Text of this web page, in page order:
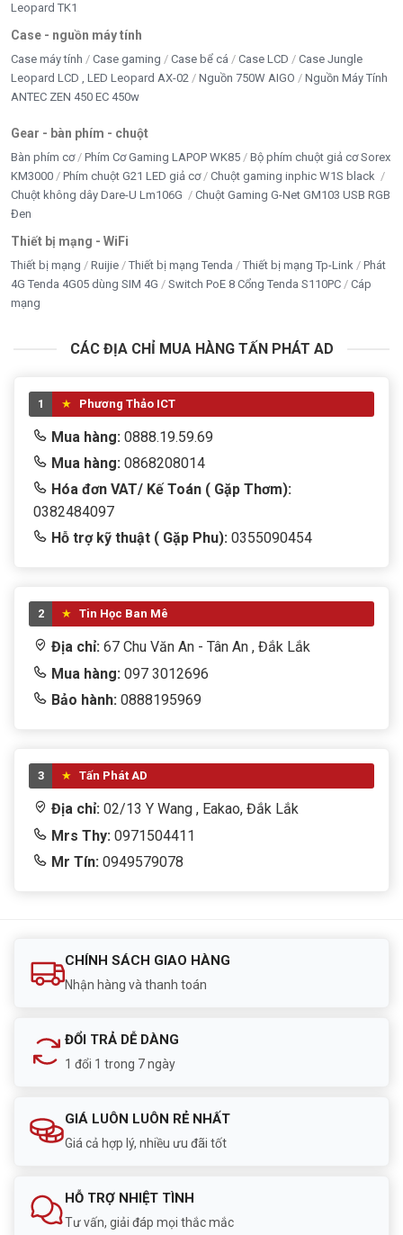
Leopard TK1
Case - nguồn máy tính
Case máy tính Case gaming Case bể cá Case LCD
Case Jungle
Leopard LCD , LED Leopard AX-02
Nguồn 750W AIGO
Nguồn Máy Tính
ANTEC ZEN 450 EC 450w
Gear - bàn phím - chuột
Bàn phím cơ Phím Cơ Gaming LAPOP WK85
Bộ phím chuột giả cơ Sorex
KM3000
Phím chuột G21 LED giả cơ
Chuột gaming inphic W1S black
Chuột không dây Dare-U Lm106G
Chuột Gaming G-Net GM103 USB RGB
Đen
Thiết bị mạng - WiFi
Thiết bị mạng Ruijie Thiết bị mạng Tenda Thiết bị mạng Tp-Link
Phát
4G Tenda 4G05 dùng SIM 4G
Switch PoE 8 Cổng Tenda S110PC
Cáp
mạng
CÁC ĐỊA CHỈ MUA HÀNG TẤN PHÁT AD
1 Phương Thảo ICT
Mua hàng: 0888.19.59.69
Mua hàng: 0868208014
Hóa đơn VAT/ Kế Toán ( Gặp Thơm):
0382484097
Hỗ trợ kỹ thuật ( Gặp Phu): 0355090454
2 Tin Học Ban Mê
Địa chỉ: 67 Chu Văn An - Tân An , Đắk Lắk
Mua hàng: 097 3012696
Bảo hành: 0888195969
3 Tấn Phát AD
Địa chỉ: 02/13 Y Wang , Eakao, Đắk Lắk
Mrs Thy: 0971504411
Mr Tín: 0949579078
CHÍNH SÁCH GIAO HÀNG
Nhận hàng và thanh toán
ĐỔI TRẢ DỄ DÀNG
1 đổi 1 trong 7 ngày
GIÁ LUÔN LUÔN RẺ NHẤT
Giá cả hợp lý, nhiều ưu đãi tốt
HỖ TRỢ NHIỆT TÌNH
Tư vấn, giải đáp mọi thắc mắc